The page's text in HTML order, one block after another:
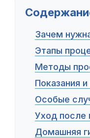
Зачем
Этапы
Методы
Показания
Особые
Уход после
Домашняя